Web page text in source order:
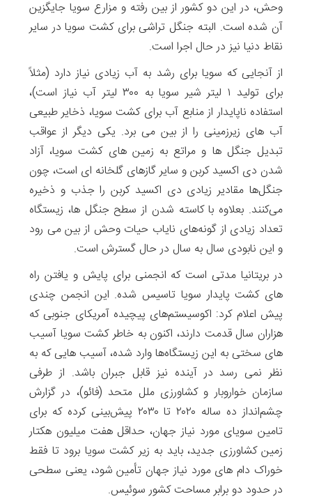
وحش، در این دو کشور از بین رفته و مزارع سویا جایگزین
آن شده است. البته جنگل تراشی برای کشت سویا در سایر
نقاط دنیا نیز در حال اجرا است.
از آنجایی که سویا برای رشد به آب زیادی نیاز دارد (مثلاً
برای تولید ۱ لیتر شیر سویا به ۳۰۰ لیتر آب نیاز است)،
استفاده ناپایدار از منابع آب برای کشت سویا، ذخایر طبیعی
آب های زیرزمینی را از بین می برد. یکی دیگر از عواقب
تبدیل جنگل ها و مراتع به زمین های کشت سویا، آزاد
شدن دی اکسید کربن و سایر گازهای گلخانه ای است، چون
جنگل‌ها مقادیر زیادی دی اکسید کربن را جذب و ذخیره
می‌کنند. بعلاوه با کاسته شدن از سطح جنگل ها، زیستگاه‌
تعداد زیادی از گونه‌های نایاب حیات وحش از بین می رود
و این نابودی سال به سال در حال گسترش است.
در بریتانیا مدتی است که انجمنی برای پایش و یافتن راه
های کشت پایدار سویا تاسیس شده. این انجمن چندی
پیش اعلام کرد: اکوسیستم‌های پیچیده آمریکای جنوبی که
هزاران سال قدمت دارند، اکنون به خاطر کشت سویا آسیب
های سختی به این زیستگاه‌ها وارد شده، آسیب هایی که به
نظر نمی رسد در آینده نیز قابل جبران باشد. از طرفی
سازمان خواروبار و کشاورزی ملل متحد (فائو)، در گزارش
چشم‌انداز ده ساله ۲۰۲۰ تا ۲۰۳۰ پیش‌بینی کرده که برای
تامین سویای مورد نیاز جهان، حداقل هفت میلیون هکتار
زمین کشاورزی جدید، باید به زیر کشت سویا برود تا فقط
خوراک دام‌ های مورد نیاز جهان تأمین شود، یعنی سطحی
در حدود دو برابر مساحت کشور سوئیس.